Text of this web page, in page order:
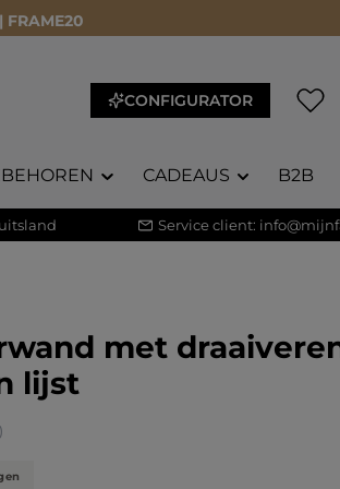
FRAME20
CONFIGURATOR
CADEAUS B2B
Service client:
met
lijst
van 5 van 5 sterren